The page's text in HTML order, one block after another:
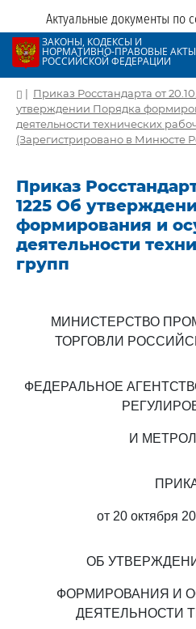
Актуальные документы по
ЗАКОНЫ, КОДЕКСЫ И
НОРМАТИВНО-ПРАВОВЫЕ АКТЫ
РОССИЙСКОЙ ФЕДЕРАЦИИ
| Приказ Росстандарта от
утверждении Порядка
деятельности технических
(Зарегистрировано в Минюсте
Приказ
1225 Об
формирования и
деятельности
групп
МИНИСТЕРСТВО
ТОРГОВЛИ
ФЕДЕРАЛЬНОЕ
И
от 20 октября
ОБ
ФОРМИРОВАНИЯ И
ДЕЯТЕЛЬНОСТИ